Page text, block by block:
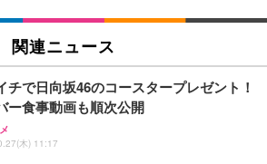
B100 オフィスチェア／デスクチェア メッシ
ア 人間工学 疲れない ブラック
オフィスチェア デスクチェア 疲れない テレ
チェア 強化バックレスト 30度ロッキング機
工学 椅子 腰サポート 90度跳ね上げ式アーム
ジネス向けプレミアムモニター | FlexScan
】27"ゲーミングモニター DualSense 充電
き（CFI-ZDM1J）
ベーシック ペットシーツ 厚型 ワイド 42枚
枚) ホワイト(吸収面:ライトブルー)
ーライフ ネオ・オムツ L 中型犬用 26枚入
関連ニュース
チで日向坂46のコースタープレゼント！
ー食事動画も順次公開
木) 11:17